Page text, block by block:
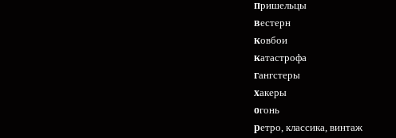
пришельцы
вестерн
ковбои
катастрофа
гангстеры
хакеры
огонь
ретро, классика, винтаж